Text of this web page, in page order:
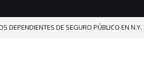
DEPENDIENTES DE SEGURO PÚBLICO EN N.Y.